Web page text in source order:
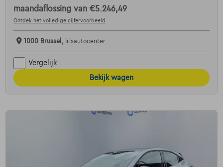
maandaflossing van €5.246,49
Ontdek het volledige cijfervoorbeeld
1000 Brussel, Irisautocenter
Vergelijk
Bekijk wagen